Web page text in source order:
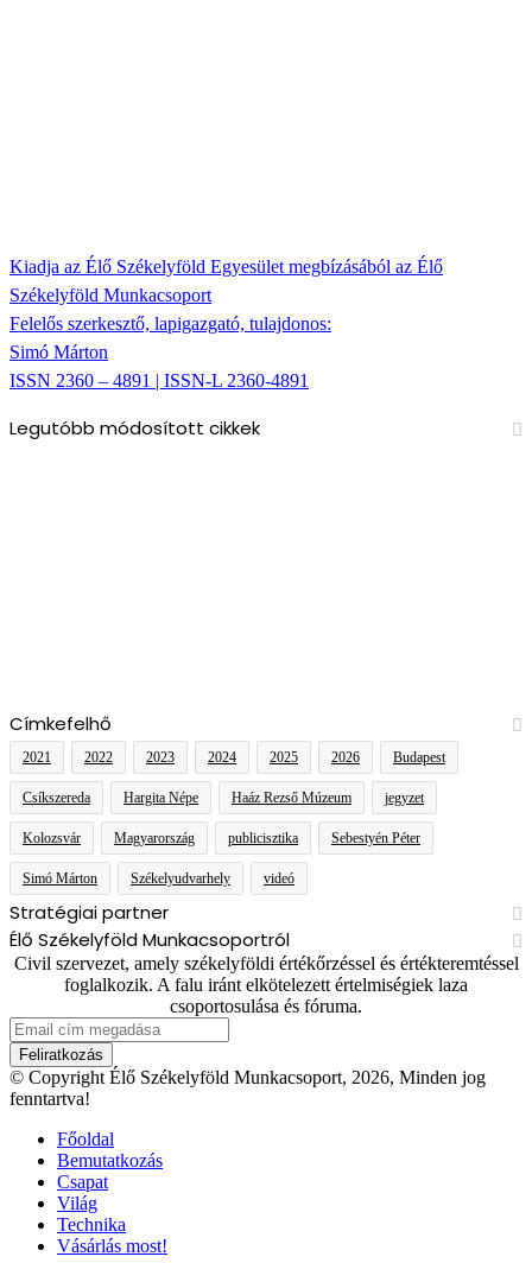
Kiadja az Élő Székelyföld Egyesület megbízásából az Élő
Székelyföld Munkacsoport
Felelős szerkesztő, lapigazgató, tulajdonos:
Simó Márton
ISSN 2360 – 4891 | ISSN-L 2360-4891
Legutóbb módosított cikkek
Címkefelhő
2021 2022 2023 2024 2025 2026 Budapest
Csíkszereda Hargita Népe Haáz Rezső Múzeum jegyzet
Kolozsvár Magyarország publicisztika Sebestyén Péter
Simó Márton Székelyudvarhely videó
Stratégiai partner
Élő Székelyföld Munkacsoportról
Civil szervezet, amely székelyföldi értékőrzéssel és értékteremtéssel
foglalkozik. A falu iránt elkötelezett értelmiségiek laza
csoportosulása és fóruma.
Email
cím
megadása
© Copyright Élő Székelyföld Munkacsoport, 2026, Minden jog
fenntartva!
Főoldal
Bemutatkozás
Csapat
Világ
Technika
Vásárlás most!